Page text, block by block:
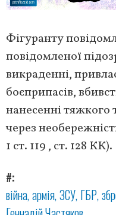
Фігуранту
повідомленої
викраденні,
боєприпасів,
нанесенні
через
1 ст. 119 , ст. 128 КК).
#
війна армія ЗСУ ГБР